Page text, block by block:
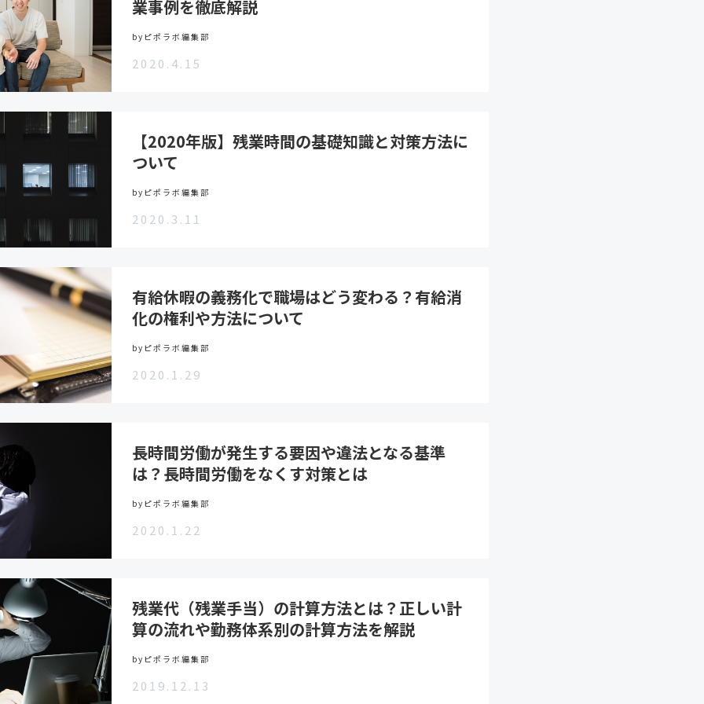
業事例を徹底解説
byピポラボ編集部
2020.4.15
【2020年版】残業時間の基礎知識と対策方法に
ついて
byピポラボ編集部
2020.3.11
有給休暇の義務化で職場はどう変わる？有給消
化の権利や方法について
byピポラボ編集部
2020.1.29
長時間労働が発生する要因や違法となる基準
は？長時間労働をなくす対策とは
byピポラボ編集部
2020.1.22
残業代（残業手当）の計算方法とは？正しい計
算の流れや勤務体系別の計算方法を解説
byピポラボ編集部
2019.12.13